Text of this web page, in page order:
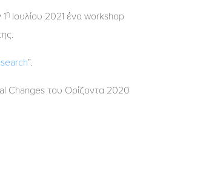
η Ιουλίου 2021 ένα workshop
”.
Changes του Ορίζοντα 2020